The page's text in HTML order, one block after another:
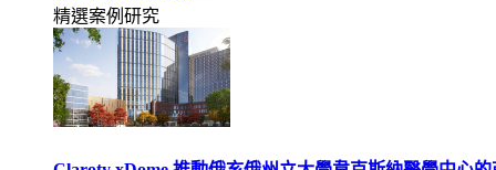
精選案例研究